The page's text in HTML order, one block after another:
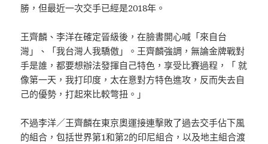
勝，但最近一次交手已經是2018年。
王齊麟、李洋在確定晉級後，在臉書開心喊「來自台
灣」、「我台灣人我驕傲」。王齊麟強調，無論金牌戰對
手是誰，都要想辦法發揮自己特色，享受比賽過程，「 就
像第一天，我打印度，太在意對方特色進攻，反而失去自
己的優勢，打起來比較彆扭。」
不過李洋／王齊麟在東京奧運接連擊敗了過去交手佔下風
的組合，包括世界第1和第2的印尼組合，以及地主組合渡